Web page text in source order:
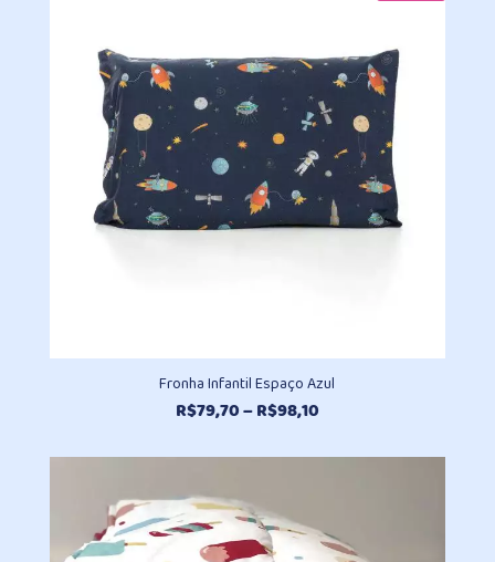
Fronha Infantil Espaço Azul
R$79,70–R$98,10Faixa
preço:
R$98,10